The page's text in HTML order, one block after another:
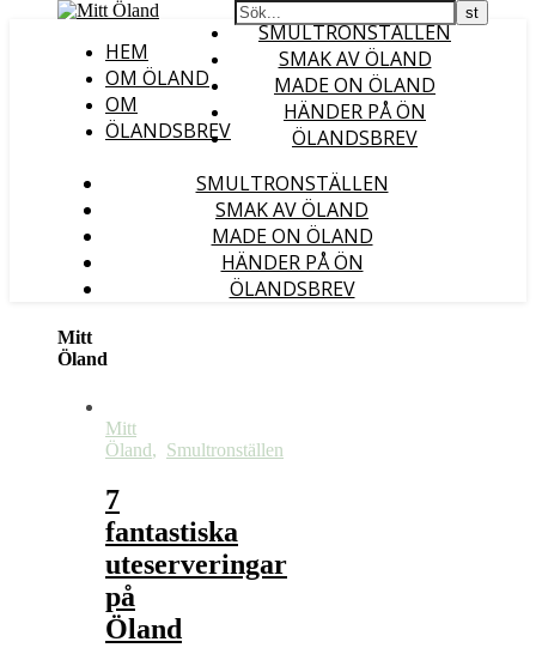
HEM
OM ÖLAND
OM
ÖLANDSBREV
SMULTRONSTÄLLEN
SMAK AV ÖLAND
MADE ON ÖLAND
HÄNDER PÅ ÖN
ÖLANDSBREV
SMULTRONSTÄLLEN
SMAK AV ÖLAND
MADE ON ÖLAND
HÄNDER PÅ ÖN
ÖLANDSBREV
Mitt
Öland
Mitt
Öland, Smultronställen
7
fantastiska
uteserveringar
på
Öland